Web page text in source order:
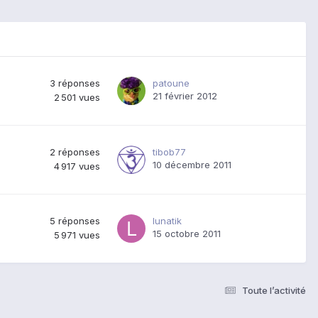
3 réponses
2 501 vues
patoune
21 février 2012
2 réponses
4 917 vues
tibob77
10 décembre 2011
5 réponses
5 971 vues
lunatik
15 octobre 2011
Toute l’activité